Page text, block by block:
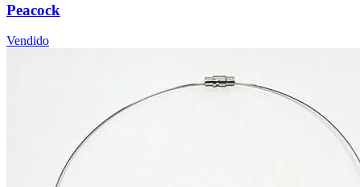
Peacock
Vendido